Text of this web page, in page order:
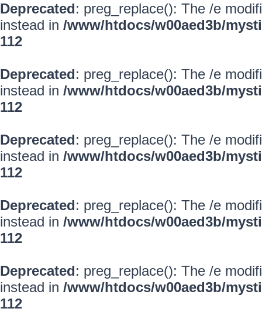
Deprecated: preg_replace(): The /e
instead in /www/htdocs/w00aed3b/
112
Deprecated: preg_replace(): The /e
instead in /www/htdocs/w00aed3b/
112
Deprecated: preg_replace(): The /e
instead in /www/htdocs/w00aed3b/
112
Deprecated: preg_replace(): The /e
instead in /www/htdocs/w00aed3b/
112
Deprecated: preg_replace(): The /e
instead in /www/htdocs/w00aed3b/
112